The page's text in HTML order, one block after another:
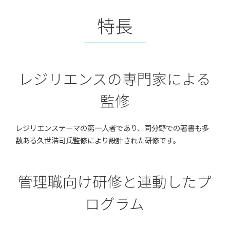
特長
レジリエンスの専門家による
監修
レジリエンステーマの第一人者であり、同分野での著書も多
数ある久世浩司氏監修により設計された研修です。
管理職向け研修と連動したプ
ログラム